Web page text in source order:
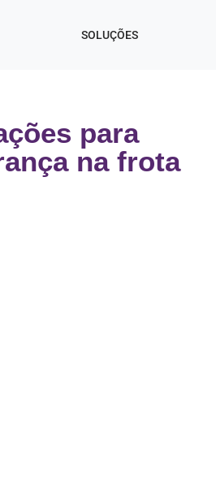
SOLUÇÕES
para
na frota